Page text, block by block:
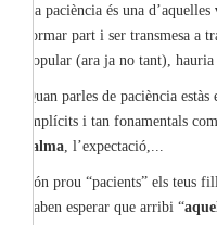
La paciència és una d’aquelles
formar part i ser transmesa a
popular (ara ja no tant),
Quan parles de paciència
implícits i tan fonamentals
calma , l’expectació,...
Són prou “pacients” els teus
Saben esperar que arribi “